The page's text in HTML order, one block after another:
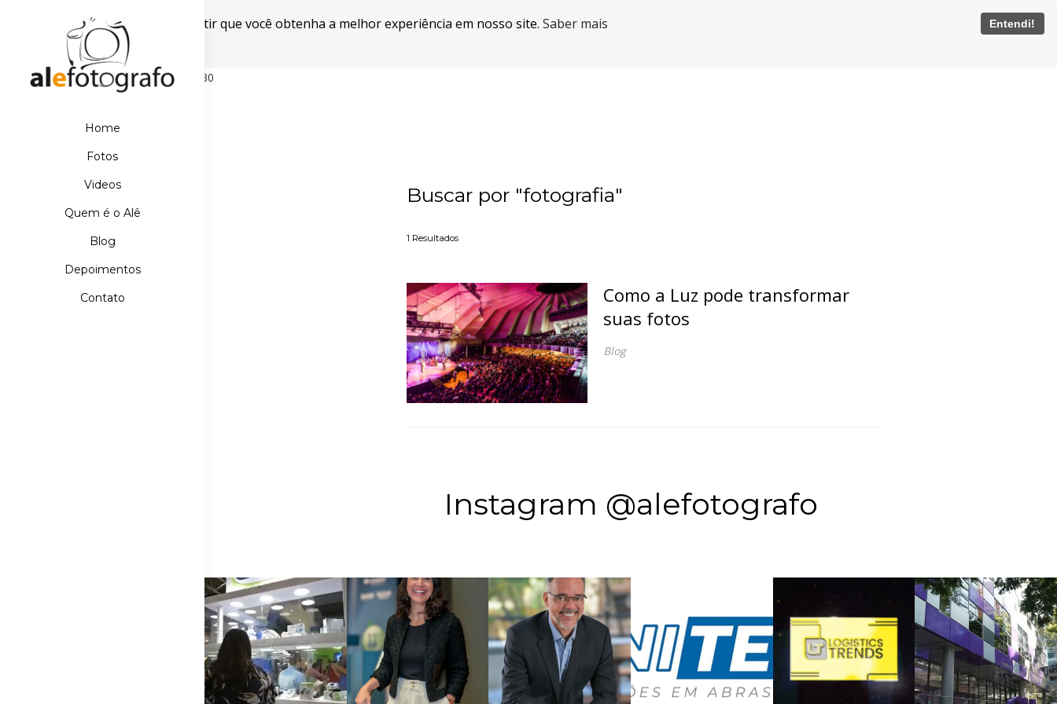
Este site usa cookies para garantir que você obtenha a melhor experiência em nosso site. Saber mais Entendi!
Powered by WebsitePolicies
498D39E21DB110067AA42A42EBDE5630
Home
Fotos
Videos
Quem é o Alê
Blog
Depoimentos
Contato
Buscar por "fotografia"
1 Resultados
Como a Luz pode transformar
suas fotos
Blog
Instagram @alefotografo